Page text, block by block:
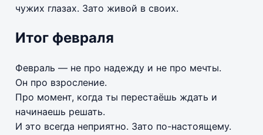
чужих глазах. Зато живой в своих.
Итог февраля
Февраль — не про надежду и не про мечты.
Он про взросление.
Про момент, когда ты перестаёшь ждать и
начинаешь решать.
И это всегда неприятно. Зато по-настоящему.